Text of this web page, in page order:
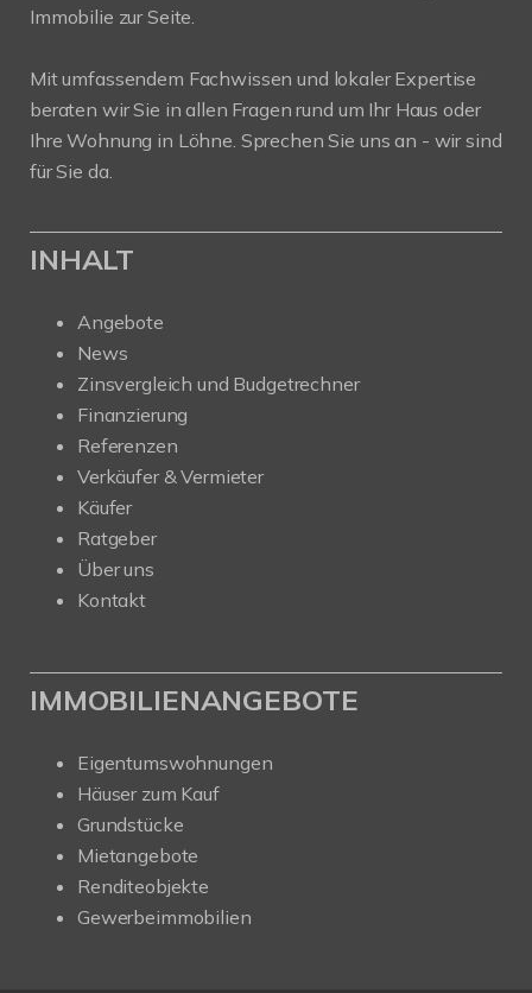
Immobilie zur Seite.
Mit umfassendem Fachwissen und lokaler Expertise
beraten wir Sie in allen Fragen rund um Ihr Haus oder
Ihre Wohnung in Löhne. Sprechen Sie uns an - wir sind
für Sie da.
INHALT
Angebote
News
Zinsvergleich und Budgetrechner
Finanzierung
Referenzen
Verkäufer & Vermieter
Käufer
Ratgeber
Über uns
Kontakt
IMMOBILIENANGEBOTE
Eigentumswohnungen
Häuser zum Kauf
Grundstücke
Mietangebote
Renditeobjekte
Gewerbeimmobilien